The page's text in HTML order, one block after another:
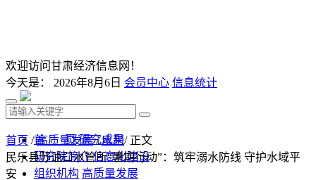
欢迎访问甘肃经济信息网！
今天是： 2026年8月6日 会员中心 信息统计
首 页 研究成果
研究院简介 信息化建设
组织机构 高质量发展
首页 /高质量发展/水利/ 正文
民乐县苏油口水管所“暑期行动”：筑牢溺水防线 守护水域平
安